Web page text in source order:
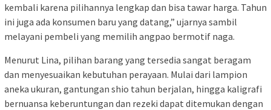
kembali karena pilihannya lengkap dan bisa tawar harga. Tahun
ini juga ada konsumen baru yang datang,” ujarnya sambil
melayani pembeli yang memilih angpao bermotif naga.
Menurut Lina, pilihan barang yang tersedia sangat beragam
dan menyesuaikan kebutuhan perayaan. Mulai dari lampion
aneka ukuran, gantungan shio tahun berjalan, hingga kaligrafi
bernuansa keberuntungan dan rezeki dapat ditemukan dengan